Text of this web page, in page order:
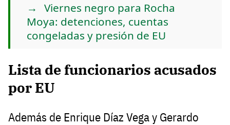
Viernes negro para Rocha
Moya: detenciones, cuentas
congeladas y presión de EU
Lista de funcionarios acusados
por EU
Además de Enrique Díaz Vega y Gerardo